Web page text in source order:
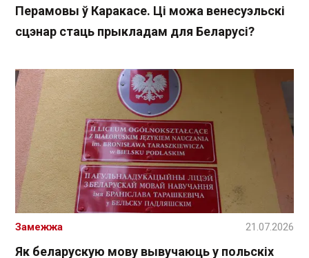
Перамовы ў Каракасе. Ці можа венесуэльскі
сцэнар стаць прыкладам для Беларусі?
Як беларускую мову вывучаюць у польскіх
Замежжа 21.07.2026